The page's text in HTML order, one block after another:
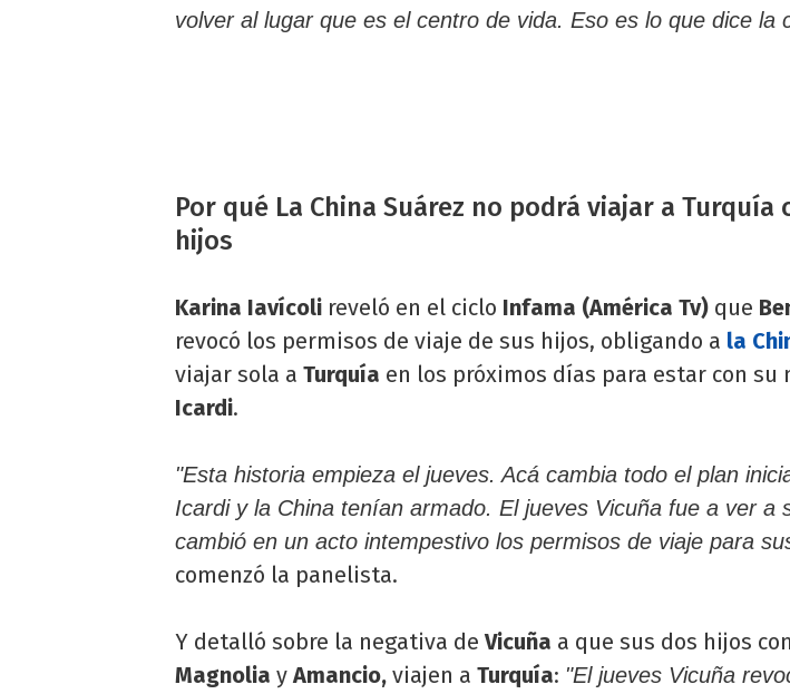
volver al lugar que es el centro de vida. Eso es lo que dice la
Por qué La China Suárez no podrá viajar a Turquía
hijos
Karina Iavícoli reveló en el ciclo Infama (América Tv) que
revocó los permisos de viaje de sus hijos, obligando a la
viajar sola a Turquía en los próximos días para estar con su
Icardi.
"Esta historia empieza el jueves. Acá cambia todo el plan
Icardi y la China tenían armado. El jueves Vicuña fue a ver a
cambió en un acto intempestivo los permisos de viaje para
comenzó la panelista.
Y detalló sobre la negativa de Vicuña a que sus dos hijos con
Magnolia yAmancio, viajen a Turquía: "El jueves Vicuña